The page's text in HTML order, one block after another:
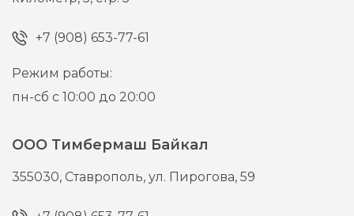
+7 (908) 653-77-61
Режим работы:
пн-сб с 10:00 до 20:00
ООО Тимбермаш Байкал
355030, Ставрополь,ул. Пирогова, 59